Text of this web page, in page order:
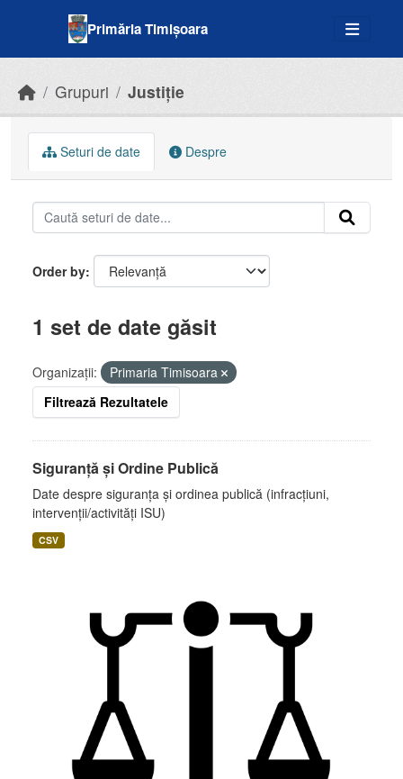
Primăria Timișoara
Grupuri Justiție
Seturi de date Despre
Order by
1 set de date găsit
Organizații:
Primaria Timisoara
Filtrează Rezultatele
Siguranță și Ordine Publică
Date despre siguranța și ordinea publică (infracțiuni,
intervenții/activități ISU)
CSV